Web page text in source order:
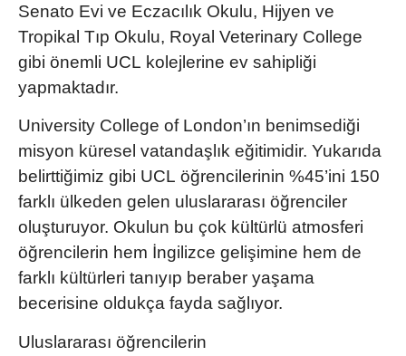
Senato Evi ve Eczacılık Okulu, Hijyen ve
Tropikal Tıp Okulu, Royal Veterinary College
gibi önemli UCL kolejlerine ev sahipliği
yapmaktadır.
University College of London’ın benimsediği
misyon küresel vatandaşlık eğitimidir. Yukarıda
belirttiğimiz gibi UCL öğrencilerinin %45’ini 150
farklı ülkeden gelen uluslararası öğrenciler
oluşturuyor. Okulun bu çok kültürlü atmosferi
öğrencilerin hem İngilizce gelişimine hem de
farklı kültürleri tanıyıp beraber yaşama
becerisine oldukça fayda sağlıyor.
Uluslararası öğrencilerin